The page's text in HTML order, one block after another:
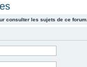
consulter les sujets de ce forum.